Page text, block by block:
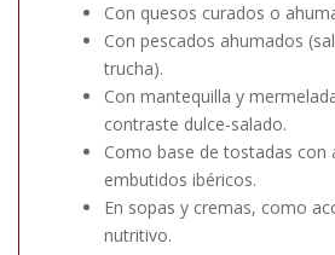
Con quesos curados o
Con pescados ahumados
trucha).
Con mantequilla y
contraste dulce-salado.
Como base de tostadas con
embutidos ibéricos.
En sopas y cremas, como
nutritivo.